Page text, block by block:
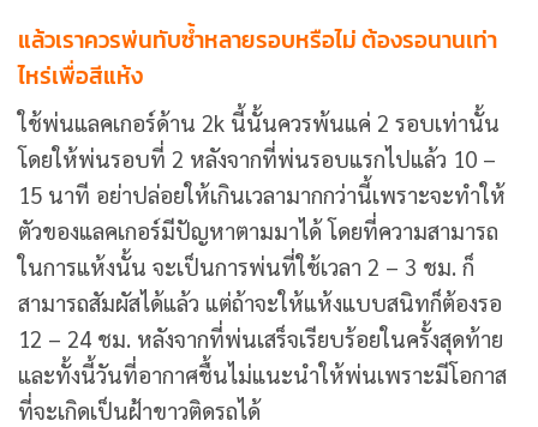
แล้วเราควรพ่นทับซ้ำหลายรอบหรือไม่ ต้องรอนานเท่า
ไหร่เพื่อสีแห้ง
ใช้พ่นแลคเกอร์ด้าน 2k นี้นั้นควรพ้นแค่ 2 รอบเท่านั้น
โดยให้พ่นรอบที่ 2 หลังจากที่พ่นรอบแรกไปแล้ว 10 –
15 นาที อย่าปล่อยให้เกินเวลามากกว่านี้เพราะจะทำให้
ตัวของแลคเกอร์มีปัญหาตามมาได้ โดยที่ความสามารถ
ในการแห้งนั้น จะเป็นการพ่นที่ใช้เวลา 2 – 3 ชม. ก็
สามารถสัมผัสได้แล้ว แต่ถ้าจะให้แห้งแบบสนิทก็ต้องรอ
12 – 24 ชม. หลังจากที่พ่นเสร็จเรียบร้อยในครั้งสุดท้าย
และทั้งนี้วันที่อากาศชื้นไม่แนะนำให้พ่นเพราะมีโอกาส
ที่จะเกิดเป็นฝ้าขาวติดรถได้